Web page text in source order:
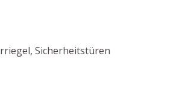
Sicherheitstüren